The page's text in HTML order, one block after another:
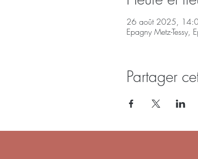
26 août 2025,
Epagny Metz-Tessy,
Partager